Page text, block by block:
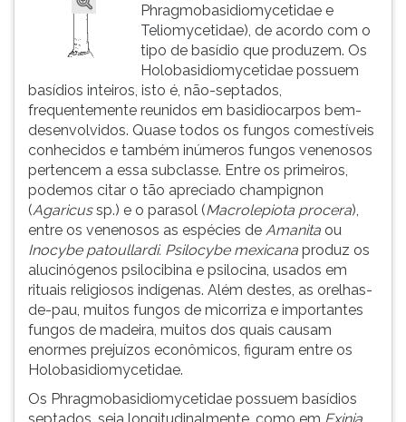
Phragmobasidiomycetidae e
Teliomycetidae), de acordo com o
tipo de basídio que produzem. Os
Holobasidiomycetidae possuem
basídios inteiros, isto é, não-septados,
frequentemente reunidos em basidiocarpos bem-
desenvolvidos. Quase todos os fungos comestíveis
conhecidos e também inúmeros fungos venenosos
pertencem a essa subclasse. Entre os primeiros,
podemos citar o tão apreciado champignon
(Agaricussp.) e o parasol (Macrolepiota procera),
entre os venenosos as espécies de Amanita ou
Inocybe patoullardi. Psilocybe mexicana produz os
alucinógenos psilocibina e psilocina, usados em
rituais religiosos indígenas. Além destes, as orelhas-
de-pau, muitos fungos de micorriza e importantes
fungos de madeira, muitos dos quais causam
enormes prejuízos econômicos, figuram entre os
Holobasidiomycetidae.
Os Phragmobasidiomycetidae possuem basídios